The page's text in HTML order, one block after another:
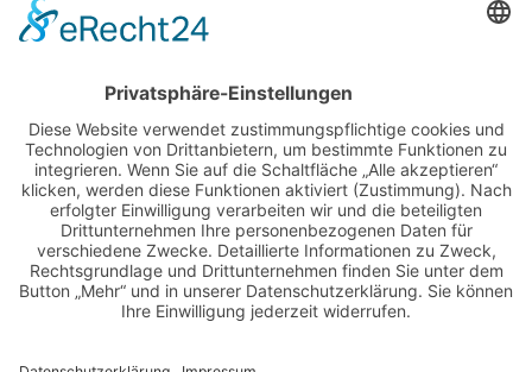
EINE ABTEILUNG DES
DJK-SV MIRSKOFEN E.V.
MIT FREUNDLICHER UNTERSTÜTZUNG
UNSERER PARTNER-SPORTVEREINE